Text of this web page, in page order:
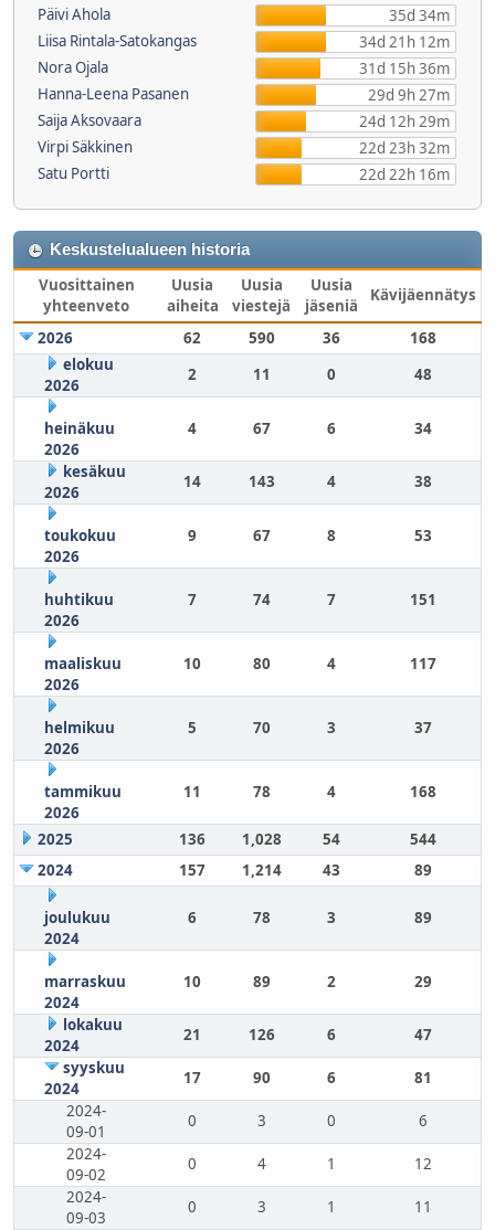
Päivi Ahola
35d 34m
Liisa Rintala-Satokangas
34d 21h 12m
Nora Ojala
31d 15h 36m
Hanna-Leena Pasanen
29d 9h 27m
Saija Aksovaara
24d 12h 29m
Virpi Säkkinen
22d 23h 32m
Satu Portti
22d 22h 16m
Keskustelualueen historia
Vuosittainen
yhteenveto
Uusia
aiheita
Uusia
viestejä
Uusia
jäseniä
Kävijäennätys
2026 62 590 36
168
elokuu
2026
2 11 0 48
heinäkuu
2026
4 67 6 34
kesäkuu
2026
14 143 4 38
toukokuu
2026
9 67 8 53
huhtikuu
2026
7 74 7 151
maaliskuu
2026
10 80 4 117
helmikuu
2026
5 70 3 37
tammikuu
2026
11 78 4 168
2025 136 1,028 54
544
2024
157 1,214 43 89
joulukuu
2024
6 78 3 89
marraskuu
2024
10 89 2 29
lokakuu
2024
21 126 6
47
syyskuu
2024
17 90 6
81
2024-
09-01
0 3 0
6
2024-
09-02
0 4 1
12
2024-
09-03
0 3 1 11